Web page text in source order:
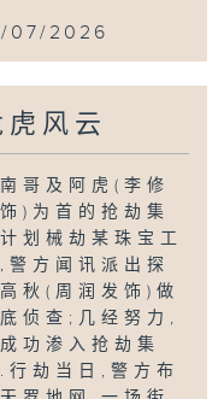
07/2026
虎风云
哥及阿虎(李修
)为首的抢劫集
划械劫某珠宝工
警方闻讯派出探
秋(周润发饰)做
侦查;几经努力,
功渗入抢劫集
.行劫当日,警方布